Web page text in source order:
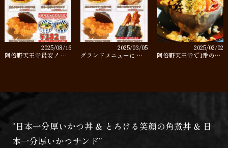
2025/08/16
阿倍野天王寺最安！ …
2025/03/05
グランドメニューに …
2025/02/02
阿倍野天王寺で1番の…
“日本一分厚いかつ丼 & とろける笑顔の角煮丼 & 日
本一分厚いかつサンド”